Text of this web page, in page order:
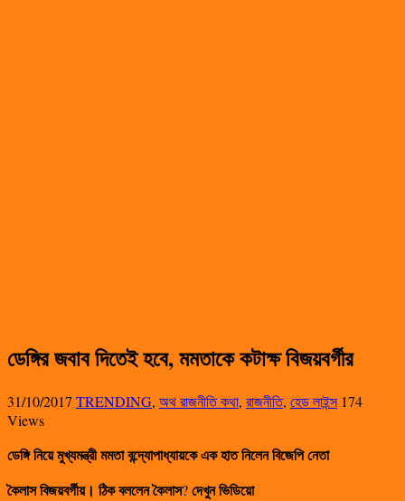
ডেঙ্গির জবাব দিতেই হবে, মমতাকে কটাক্ষ বিজয়বর্গীর
31/10/2017 TRENDING, অথ রাজনীতি কথা, রাজনীতি, হেড লাইন্স 174
Views
ডেঙ্গি নিয়ে মুখ্যমন্ত্রী মমতা বন্দ্যোপাধ্যায়কে এক হাত নিলেন বিজেপি নেতা
কৈলাস বিজয়বর্গীয়। ঠিক বললেন কৈলাস?দেখুন ভিডিয়ো